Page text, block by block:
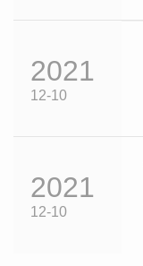
2021
12-10
2021
12-10